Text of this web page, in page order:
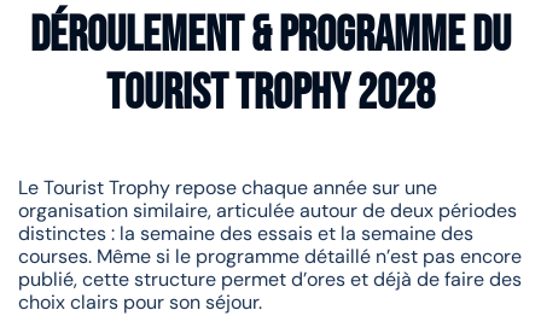
Déroulement & programme du
Tourist Trophy 2028
Le Tourist Trophy repose chaque année sur une
organisation similaire, articulée autour de deux périodes
distinctes : la semaine des essais et la semaine des
courses. Même si le programme détaillé n’est pas encore
publié, cette structure permet d’ores et déjà de faire des
choix clairs pour son séjour.